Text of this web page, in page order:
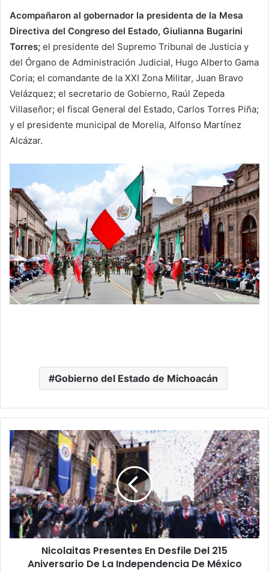
Acompañaron al gobernador la presidenta de la Mesa
Directiva del Congreso del Estado, Giulianna Bugarini
Torres; el presidente del Supremo Tribunal de Justicia y
del Órgano de Administración Judicial, Hugo Alberto Gama
Coria; el comandante de la XXI Zona Militar, Juan Bravo
Velázquez; el secretario de Gobierno, Raúl Zepeda
Villaseñor; el fiscal General del Estado, Carlos Torres Piña;
y el presidente municipal de Morelia, Alfonso Martínez
Alcázar.
Gobierno del Estado de Michoacán
Nicolaitas
Presentes
En
Desfile
Del
215
Aniversario
De
La
IndependenciaNicolaitas Presentes En Desfile Del 215
Aniversario De La Independencia De México